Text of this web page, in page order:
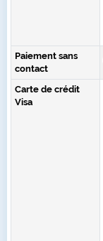
Paiement sans
contact
Carte de crédit
Visa